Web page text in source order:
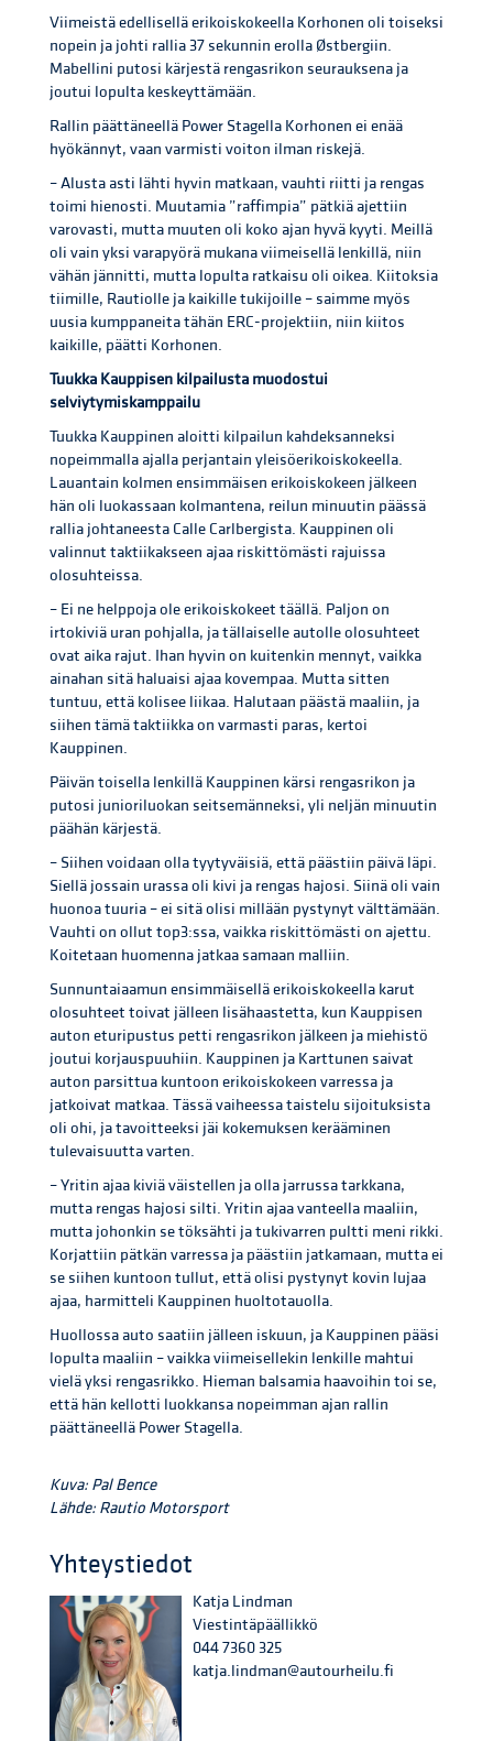
Viimeistä edellisellä erikoiskokeella Korhonen oli toiseksi
nopein ja johti rallia 37 sekunnin erolla Østbergiin.
Mabellini putosi kärjestä rengasrikon seurauksena ja
joutui lopulta keskeyttämään.
Rallin päättäneellä Power Stagella Korhonen ei enää
hyökännyt, vaan varmisti voiton ilman riskejä.
– Alusta asti lähti hyvin matkaan, vauhti riitti ja rengas
toimi hienosti. Muutamia ”raffimpia” pätkiä ajettiin
varovasti, mutta muuten oli koko ajan hyvä kyyti. Meillä
oli vain yksi varapyörä mukana viimeisellä lenkillä, niin
vähän jännitti, mutta lopulta ratkaisu oli oikea. Kiitoksia
tiimille, Rautiolle ja kaikille tukijoille – saimme myös
uusia kumppaneita tähän ERC-projektiin, niin kiitos
kaikille, päätti Korhonen.
Tuukka Kauppisen kilpailusta muodostui
selviytymiskamppailu
Tuukka Kauppinen aloitti kilpailun kahdeksanneksi
nopeimmalla ajalla perjantain yleisöerikoiskokeella.
Lauantain kolmen ensimmäisen erikoiskokeen jälkeen
hän oli luokassaan kolmantena, reilun minuutin päässä
rallia johtaneesta Calle Carlbergista. Kauppinen oli
valinnut taktiikakseen ajaa riskittömästi rajuissa
olosuhteissa.
– Ei ne helppoja ole erikoiskokeet täällä. Paljon on
irtokiviä uran pohjalla, ja tällaiselle autolle olosuhteet
ovat aika rajut. Ihan hyvin on kuitenkin mennyt, vaikka
ainahan sitä haluaisi ajaa kovempaa. Mutta sitten
tuntuu, että kolisee liikaa. Halutaan päästä maaliin, ja
siihen tämä taktiikka on varmasti paras, kertoi
Kauppinen.
Päivän toisella lenkillä Kauppinen kärsi rengasrikon ja
putosi junioriluokan seitsemänneksi, yli neljän minuutin
päähän kärjestä.
– Siihen voidaan olla tyytyväisiä, että päästiin päivä läpi.
Siellä jossain urassa oli kivi ja rengas hajosi. Siinä oli vain
huonoa tuuria – ei sitä olisi millään pystynyt välttämään.
Vauhti on ollut top3:ssa, vaikka riskittömästi on ajettu.
Koitetaan huomenna jatkaa samaan malliin.
Sunnuntaiaamun ensimmäisellä erikoiskokeella karut
olosuhteet toivat jälleen lisähaastetta, kun Kauppisen
auton eturipustus petti rengasrikon jälkeen ja miehistö
joutui korjauspuuhiin. Kauppinen ja Karttunen saivat
auton parsittua kuntoon erikoiskokeen varressa ja
jatkoivat matkaa. Tässä vaiheessa taistelu sijoituksista
oli ohi, ja tavoitteeksi jäi kokemuksen kerääminen
tulevaisuutta varten.
– Yritin ajaa kiviä väistellen ja olla jarrussa tarkkana,
mutta rengas hajosi silti. Yritin ajaa vanteella maaliin,
mutta johonkin se töksähti ja tukivarren pultti meni rikki.
Korjattiin pätkän varressa ja päästiin jatkamaan, mutta ei
se siihen kuntoon tullut, että olisi pystynyt kovin lujaa
ajaa, harmitteli Kauppinen huoltotauolla.
Huollossa auto saatiin jälleen iskuun, ja Kauppinen pääsi
lopulta maaliin – vaikka viimeisellekin lenkille mahtui
vielä yksi rengasrikko. Hieman balsamia haavoihin toi se,
että hän kellotti luokkansa nopeimman ajan rallin
päättäneellä Power Stagella.
Kuva: Pal Bence
Lähde: Rautio Motorsport
Yhteystiedot
Katja Lindman
Viestintäpäällikkö
044 7360 325
katja.lindman@autourheilu.fi